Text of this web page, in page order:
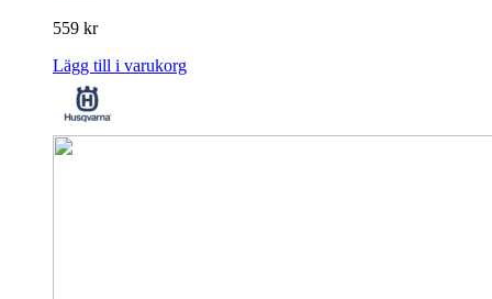
559 kr
Lägg till i varukorg